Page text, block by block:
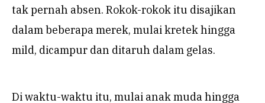
tak pernah absen. Rokok-rokok itu disajikan
dalam beberapa merek, mulai kretek hingga
mild, dicampur dan ditaruh dalam gelas.
Di waktu-waktu itu, mulai anak muda hingga